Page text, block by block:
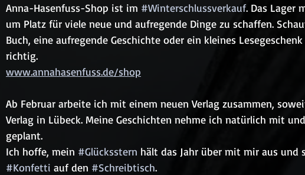
Anna-Hasenfuss-Shop ist im #Winterschlussverkauf. Das Lager
um Platz für viele neue und aufregende Dinge zu schaffen.
Buch, eine aufregende Geschichte oder ein kleines
richtig.
www.annahasenfuss.de/shop
Ab Februar arbeite ich mit einem neuen Verlag zusammen,
Verlag in Lübeck. Meine Geschichten nehme ich natürlich mit
geplant.
Ich hoffe, mein #Glücksstern hält das Jahr über mit mir aus und
#Konfetti auf den #Schreibtisch.